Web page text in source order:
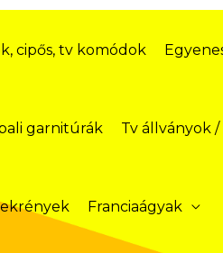
cipős, tv komódok
garnitúrák Tv állványok
Franciaágyak